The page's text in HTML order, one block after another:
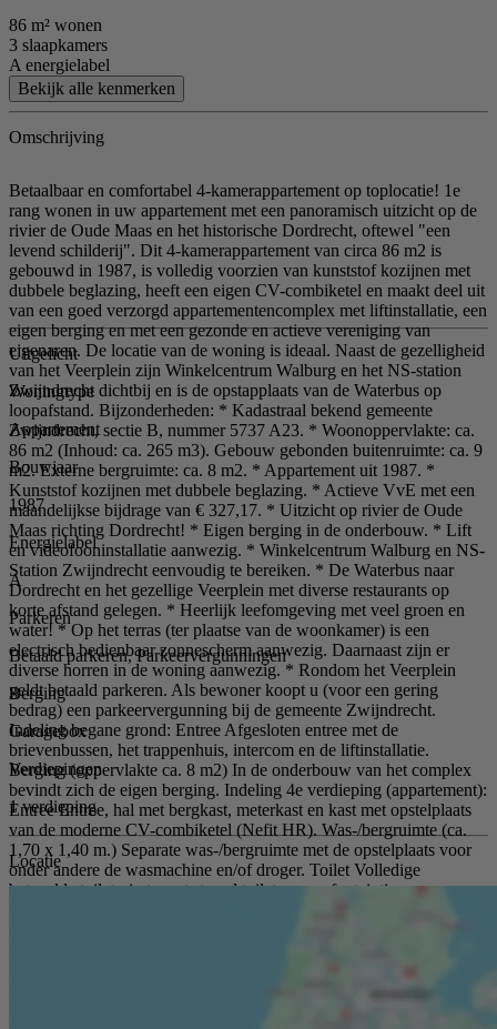
86 m² wonen
3 slaapkamers
A energielabel
Bekijk alle kenmerken
Omschrijving
Betaalbaar en comfortabel 4-kamerappartement op toplocatie! 1e
rang wonen in uw appartement met een panoramisch uitzicht op de
rivier de Oude Maas en het historische Dordrecht, oftewel "een
levend schilderij". Dit 4-kamerappartement van circa 86 m2 is
gebouwd in 1987, is volledig voorzien van kunststof kozijnen met
dubbele beglazing, heeft een eigen CV-combiketel en maakt deel uit
van een goed verzorgd appartementencomplex met liftinstallatie, een
eigen berging en met een gezonde en actieve vereniging van
eigenaren. De locatie van de woning is ideaal. Naast de gezelligheid
van het Veerplein zijn Winkelcentrum Walburg en het NS-station
Zwijndrecht dichtbij en is de opstapplaats van de Waterbus op
loopafstand. Bijzonderheden: * Kadastraal bekend gemeente
Zwijndrecht, sectie B, nummer 5737 A23. * Woonoppervlakte: ca.
86 m2 (Inhoud: ca. 265 m3). Gebouw gebonden buitenruimte: ca. 9
m2. Externe bergruimte: ca. 8 m2. * Appartement uit 1987. *
Kunststof kozijnen met dubbele beglazing. * Actieve VvE met een
maandelijkse bijdrage van € 327,17. * Uitzicht op rivier de Oude
Maas richting Dordrecht! * Eigen berging in de onderbouw. * Lift
en videofooninstallatie aanwezig. * Winkelcentrum Walburg en NS-
Station Zwijndrecht eenvoudig te bereiken. * De Waterbus naar
Dordrecht en het gezellige Veerplein met diverse restaurants op
korte afstand gelegen. * Heerlijk leefomgeving met veel groen en
water! * Op het terras (ter plaatse van de woonkamer) is een
electrisch bedienbaar zonnescherm aanwezig. Daarnaast zijn er
diverse horren in de woning aanwezig. * Rondom het Veerplein
geldt betaald parkeren. Als bewoner koopt u (voor een gering
bedrag) een parkeervergunning bij de gemeente Zwijndrecht.
Indeling begane grond: Entree Afgesloten entree met de
brievenbussen, het trappenhuis, intercom en de liftinstallatie.
Berging (oppervlakte ca. 8 m2) In de onderbouw van het complex
bevindt zich de eigen berging. Indeling 4e verdieping (appartement):
Entree Entree, hal met bergkast, meterkast en kast met opstelplaats
van de moderne CV-combiketel (Nefit HR). Was-/bergruimte (ca.
1,70 x 1,40 m.) Separate was-/bergruimte met de opstelplaats voor
onder andere de wasmachine en/of droger. Toilet Volledige
betegelde toiletruimte met staand toilet en een fonteintje.
Keuken (ca. 3,33 x 2,74 m.) Open keuken met een L-vormig blok,
welke voorzien is van inbouwapparatuur, te weten; een keramische
Uitgelicht
Woningtype
Appartement
Bouwjaar
1987
Energielabel
A
Parkeren
Betaald parkeren, Parkeervergunningen
Berging
Garagebox
Verdiepingen
1 verdieping
Locatie